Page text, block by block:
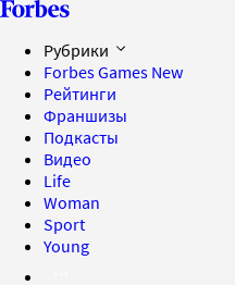
Рубрики
Forbes Games New
Рейтинги
Франшизы
Подкасты
Видео
Life
Woman
Sport
Young